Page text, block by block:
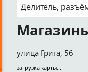
Делитель,
улица Грига, 56
загрузка карты...